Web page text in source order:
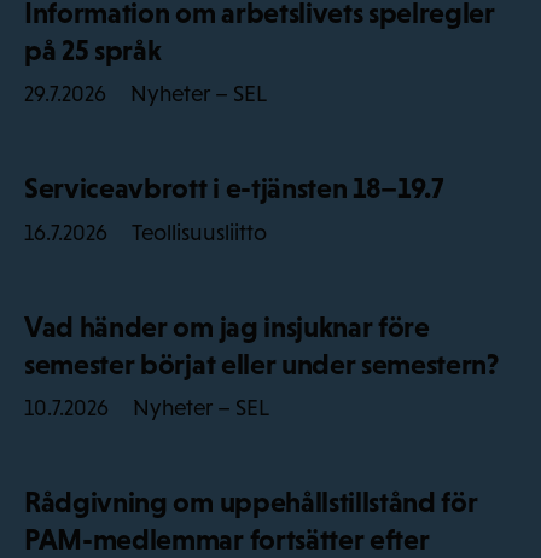
Information om arbetslivets spelregler
på 25 språk
29.7.2026 Nyheter – SEL
Serviceavbrott i e-tjänsten 18–19.7
16.7.2026 Teollisuusliitto
Vad händer om jag insjuknar före
semester börjat eller under semestern?
10.7.2026 Nyheter – SEL
Rådgivning om uppehållstillstånd för
PAM-medlemmar fortsätter efter